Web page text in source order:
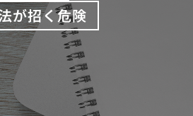
が招く危険